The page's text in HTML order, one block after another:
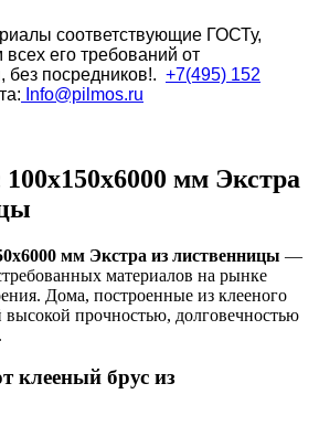
соответствующие ГОСТу,
его требований от
без посредников!. +7(495) 152
Info@pilmos.ru
мм Экстра
мм Экстра из лиственницы —
материалов на рынке
Дома, построенные из клееного
высокой прочностью, долговечностью
клееный брус из